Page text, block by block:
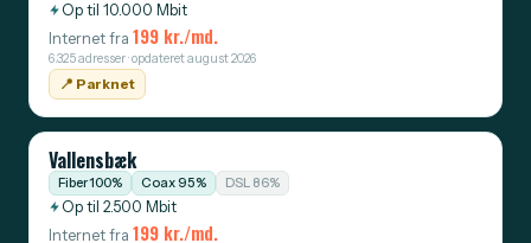
Op til 10.000 Mbit
Internet fra 199 kr./md.
6.325 adresser · opdateret august 2026
📍️ Parknet
Vallensbæk
Fiber 100% Coax 95% DSL 86%
Op til 2.500 Mbit
Internet fra 199 kr./md.